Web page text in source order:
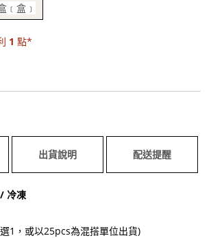
﹝盒﹞
1 點*
出貨說明 配送提醒
冷凍
1，或以25pcs為混搭單位出貨)